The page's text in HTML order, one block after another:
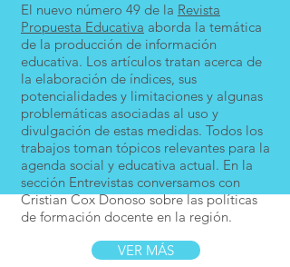
El nuevo número 49 de la Revista
Propuesta Educativa aborda la temática
de la producción de información
educativa. Los artículos tratan acerca de
la elaboración de índices, sus
potencialidades y limitaciones y algunas
problemáticas asociadas al uso y
divulgación de estas medidas. Todos los
trabajos toman tópicos relevantes para la
agenda social y educativa actual. En la
sección Entrevistas conversamos con
Cristian Cox Donoso sobre las políticas
de formación docente en la región.
VER MÁS